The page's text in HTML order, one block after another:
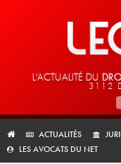
L'ACTUALITÉ DU
3112
ACTUALITÉS
LES AVOCATS DU NET